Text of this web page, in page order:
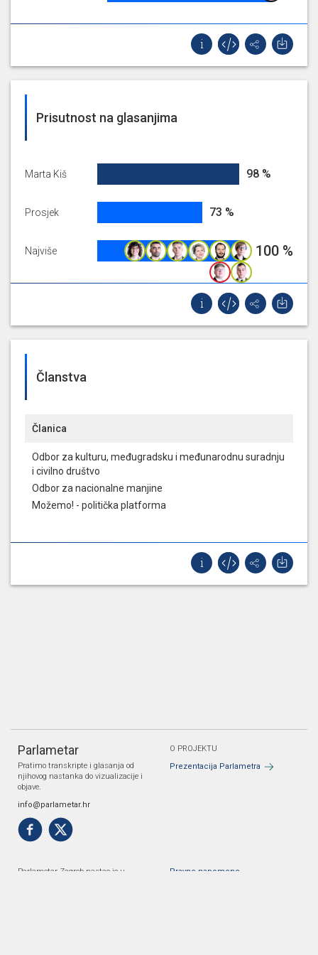
aktivnosti Gradske četvrti Gornja Dubrava u
2025. (uređivanja kolnika u Velikom vrhu,
Prisutnost na glasanjima
Marta Kiš
Prosjek
Najviše
98.49624060150376%98 %
72.99454309532696%
73 %
100% 100 %
Članstva
Članica
Odbor za kulturu, međugradsku i međunarodnu suradnju
i civilno društvo
Odbor za nacionalne manjine
Možemo! - politička platforma
Parlametar
Pratimo transkripte i glasanja od
njihovog nastanka do vizualizacije i
objave.
info@parlametar.hr
O PROJEKTU
Prezentacija Parlametra
Parlametar Zagreb nastao je u
Pravne napomene